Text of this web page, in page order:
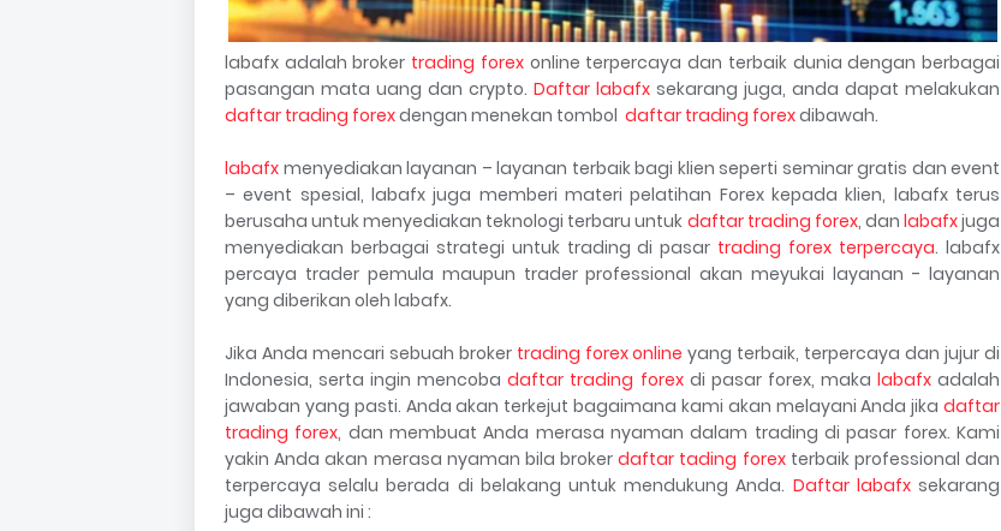
labafx adalah broker trading forexonline terpercaya dan terbaik dunia dengan berbagai
pasangan mata uang dan crypto. Daftar labafx sekarang juga, anda dapat melakukan
daftar trading forexdengan menekan tombol daftar trading forexdibawah.
labafx menyediakan layanan – layanan terbaik bagi klien seperti seminar gratis dan event
– event spesial, labafx juga memberi materi pelatihan Forex kepada klien, labafx terus
berusaha untuk menyediakan teknologi terbaru untuk daftar trading forex, dan labafxjuga
menyediakan berbagai strategi untuk trading di pasar trading forex terpercaya. labafx
percaya trader pemula maupun trader professional akan meyukai layanan - layanan
yang diberikan oleh labafx.
Jika Anda mencari sebuah broker trading forex online yang terbaik, terpercaya dan jujur di
Indonesia, serta ingin mencobadaftar trading forexdi pasar forex, maka labafxadalah
jawaban yang pasti. Anda akan terkejut bagaimana kami akan melayani Anda jika daftar
trading forex, dan membuat Anda merasa nyaman dalam trading di pasar forex. Kami
yakin Anda akan merasa nyaman bila brokerdaftar tading forexterbaik professional dan
terpercaya selalu berada di belakang untuk mendukung Anda. Daftar labafxsekarang
juga dibawah ini :